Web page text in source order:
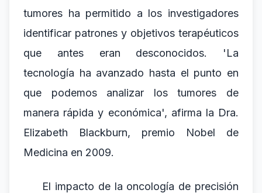
tumores ha permitido a los investigadores
identificar patrones y objetivos terapéuticos
que antes eran desconocidos. 'La
tecnología ha avanzado hasta el punto en
que podemos analizar los tumores de
manera rápida y económica', afirma la Dra.
Elizabeth Blackburn, premio Nobel de
Medicina en 2009.
El impacto de la oncología de precisión